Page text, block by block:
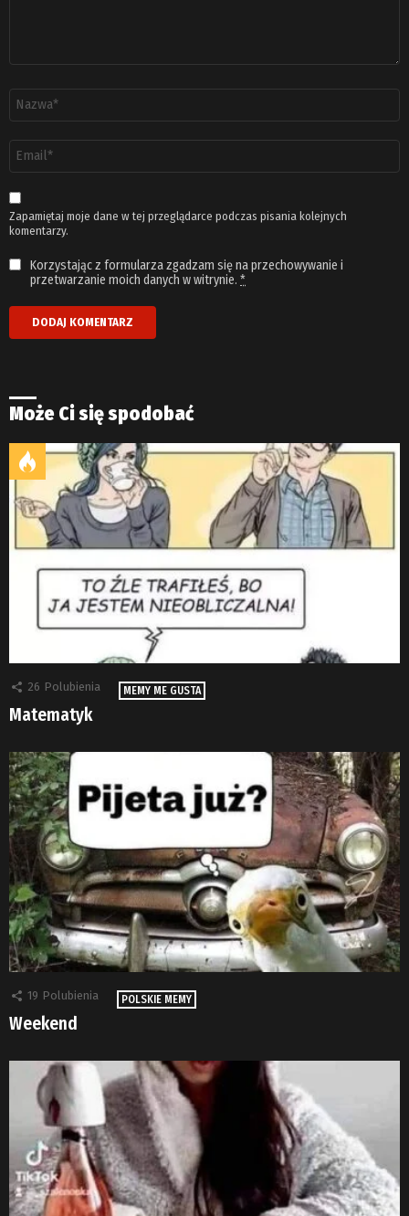
email
*
Zapamiętaj moje dane w tej przeglądarce podczas pisania kolejnych
komentarzy.
Korzystając z formularza zgadzam się na przechowywanie i
przetwarzanie moich danych w witrynie. *
Może Ci się spodobać
26 Polubienia MEMY ME GUSTA
Matematyk
19 Polubienia POLSKIE MEMY
Weekend